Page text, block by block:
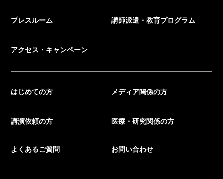
プレスルーム 講師派遣・教育プログラム
アクセス・キャンペーン
はじめての方 メディア関係の方
講演依頼の方 医療・研究関係の方
よくあるご質問 お問い合わせ